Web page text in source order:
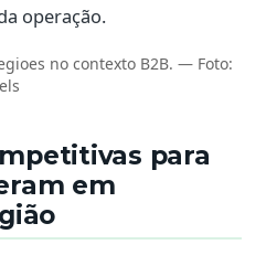
operação.
no contexto B2B. — Foto:
para
em